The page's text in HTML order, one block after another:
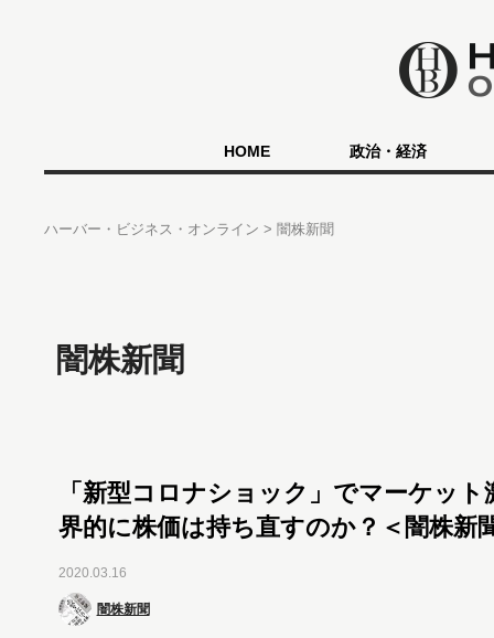
HOME 政治・経済
ハーバー・ビジネス・オンライン 闇株新聞
闇株新聞
「新型コロナショック」でマーケット
界的に株価は持ち直すのか？＜闇株新
2020.03.16
闇株新聞